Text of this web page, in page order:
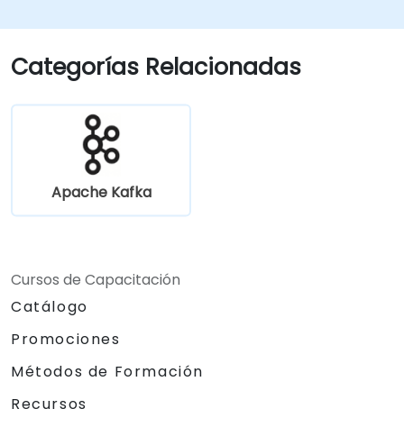
escalabilidad en las aplicaciones Kafka.
Categorías Relacionadas
Apache Kafka
Cursos de Capacitación
Catálogo
Promociones
Métodos de Formación
Recursos